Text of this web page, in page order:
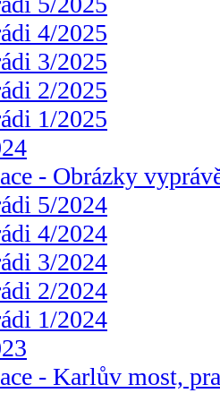
4/2025
3/2025
2/2025
1/2025
- Obrázky
5/2024
4/2024
3/2024
2/2024
1/2024
- Karlův most,